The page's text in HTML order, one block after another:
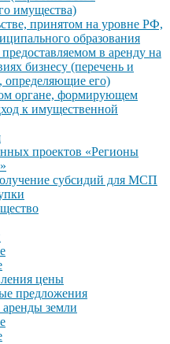
имущества)
принятом на уровне РФ,
образования
в аренду на
бизнесу (перечень и
определяющие его)
органе, формирующем
к имущественной
проектов «Регионы
субсидий для МСП
цены
предложения
земли